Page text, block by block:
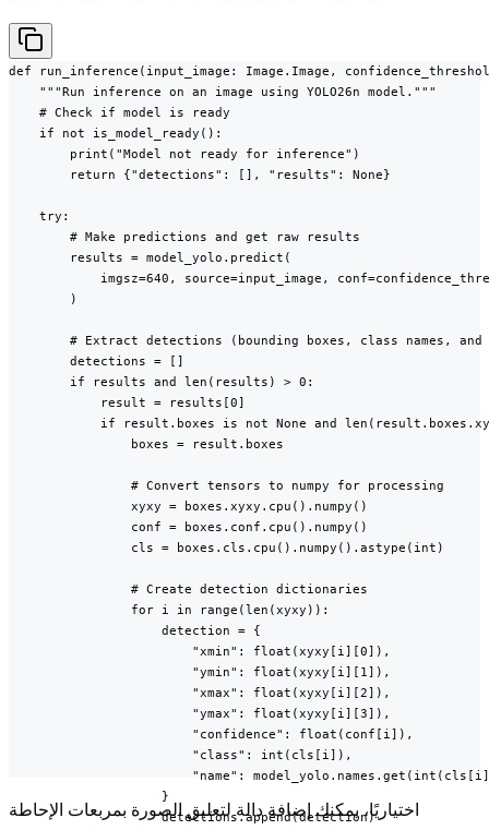
def run_inference(input_image: Image.Image,
    """Run inference on an image using YOLO26n model."""
    # Check if model is ready
    if not is_model_ready():
        print("Model not ready for inference")
        return {"detections": [], "results": None}
    try:
        # Make predictions and get raw results
        results = model_yolo.predict(
imgsz=640, source=input_image,
        )
# Extract detections (bounding boxes, class names, and
        detections = []
        if results and len(results) > 0:
            result = results[0]
if result.boxes is not None and
                boxes = result.boxes
                # Convert tensors to numpy for processing
                xyxy = boxes.xyxy.cpu().numpy()
                conf = boxes.conf.cpu().numpy()
                cls = boxes.cls.cpu().numpy().astype(int)
                # Create detection dictionaries
                for i in range(len(xyxy)):
                    detection = {
                        "xmin": float(xyxy[i][0]),
                        "ymin": float(xyxy[i][1]),
                        "xmax": float(xyxy[i][2]),
                        "ymax": float(xyxy[i][3]),
                        "confidence": float(conf[i]),
                        "class": int(cls[i]),
"name":
                    }
                    detections.append(detection)
اختياريًا، يمكنك إضافة دالة لتعليق الصورة بمربعات الإحاطة